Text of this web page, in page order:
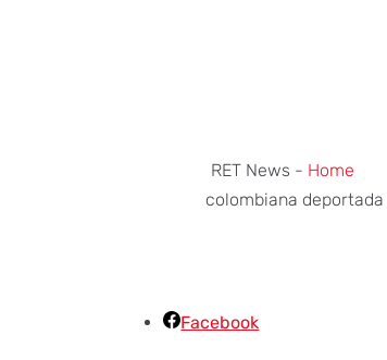
RET News - Home
colombiana deportada
Facebook